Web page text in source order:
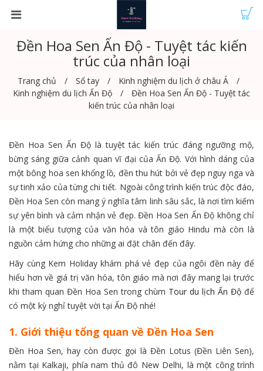
Đền Hoa Sen Ấn Độ - Tuyệt tác kiến
trúc của nhân loại
Trang chủ Sổ tay
Kinh nghiệm du lịch ở châu Á
Kinh nghiệm du lịch Ấn Độ
Đền Hoa Sen Ấn Độ - Tuyệt tác
kiến trúc của nhân loại
Đền Hoa Sen Ấn Độ là tuyệt tác kiến trúc đáng ngưỡng mộ,
bừng sáng giữa cảnh quan vĩ đại của Ấn Độ. Với hình dáng của
một bông hoa sen khổng lồ, đền thu hút bởi vẻ đẹp nguy nga và
sự tinh xảo của từng chi tiết. Ngoài công trình kiến trúc độc đáo,
Đền Hoa Sen còn mang ý nghĩa tâm linh sâu sắc, là nơi tìm kiếm
sự yên bình và cảm nhận vẻ đẹp. Đền Hoa Sen Ấn Độ không chỉ
là một biểu tượng của văn hóa và tôn giáo Hindu mà còn là
nguồn cảm hứng cho những ai đặt chân đến đây.
Hãy cùng Kem Holiday khám phá vẻ đẹp của ngôi đền này để
hiểu hơn về giá trị văn hóa, tôn giáo mà nơi đây mang lại trước
khi tham quan Đền Hoa Sen trong chùm Tour du lịch Ấn Độ để
có một kỳ nghỉ tuyệt vời tại Ấn Độ nhé!
1. Giới thiệu tổng quan về Đền Hoa Sen
Đền Hoa Sen, hay còn được gọi là Đền Lotus (Đền Liên Sen),
nằm tại Kalkaji, phía nam thủ đô New Delhi, là một công trình